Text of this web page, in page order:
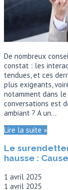
De nombreux
constat : les
tendues, et ces
plus exigeants,
notamment dans
conversations est
ambiant ? A un…
Lire la suite »
Le
hausse :
1 avril 2025
1 avril 2025